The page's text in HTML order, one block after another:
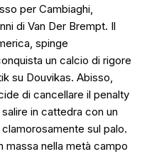
per Cambiaghi,
di Van Der Brempt. Il
spinge
un calcio di rigore
su Douvikas. Abisso,
di cancellare il penalty
salire in cattedra con un
sul palo.
massa nella metà campo